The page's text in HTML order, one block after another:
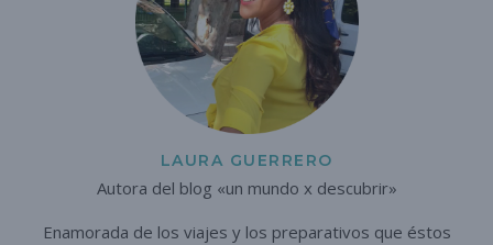
LAURA GUERRERO
Autora del blog «un mundo x descubrir»
Enamorada de los viajes y los preparativos que éstos